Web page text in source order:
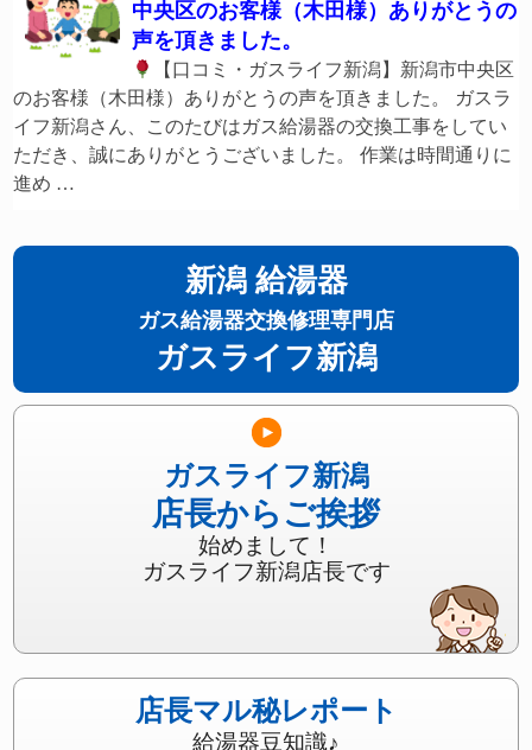
中央区のお客様（木田様）ありがとうの
声を頂きました。
【口コミ・ガスライフ新潟】新潟市中央区
のお客様（木田様）ありがとうの声を頂きました。 ガスラ
イフ新潟さん、このたびはガス給湯器の交換工事をしてい
ただき、誠にありがとうございました。 作業は時間通りに
進め …
新潟 給湯器
ガス給湯器交換修理専門店
ガスライフ新潟
ガスライフ新潟
店長からご挨拶
始めまして！
ガスライフ新潟店長です
店長マル秘レポート
給湯器豆知識♪